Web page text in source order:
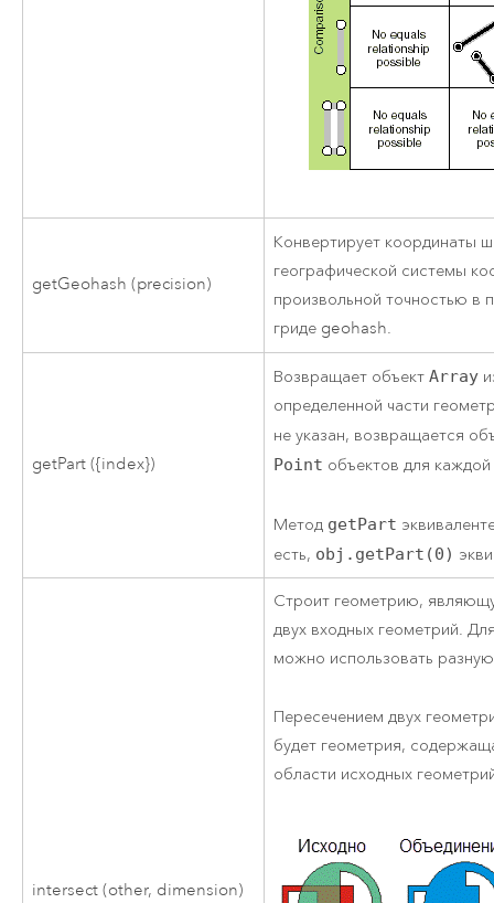
getGeohash (precision)
Конвертирует координаты
географической системы
произвольной точностью в
гриде geohash.
getPart ({index})
Возвращает объектArray
определенной части
не указан, возвращается
Point объектов для
Метод getPart
есть, obj.getPart(0)
intersect (other, dimension)
Строит геометрию,
двух входных геометрий.
можно использовать
Пересечением двух
будет геометрия,
области исходных